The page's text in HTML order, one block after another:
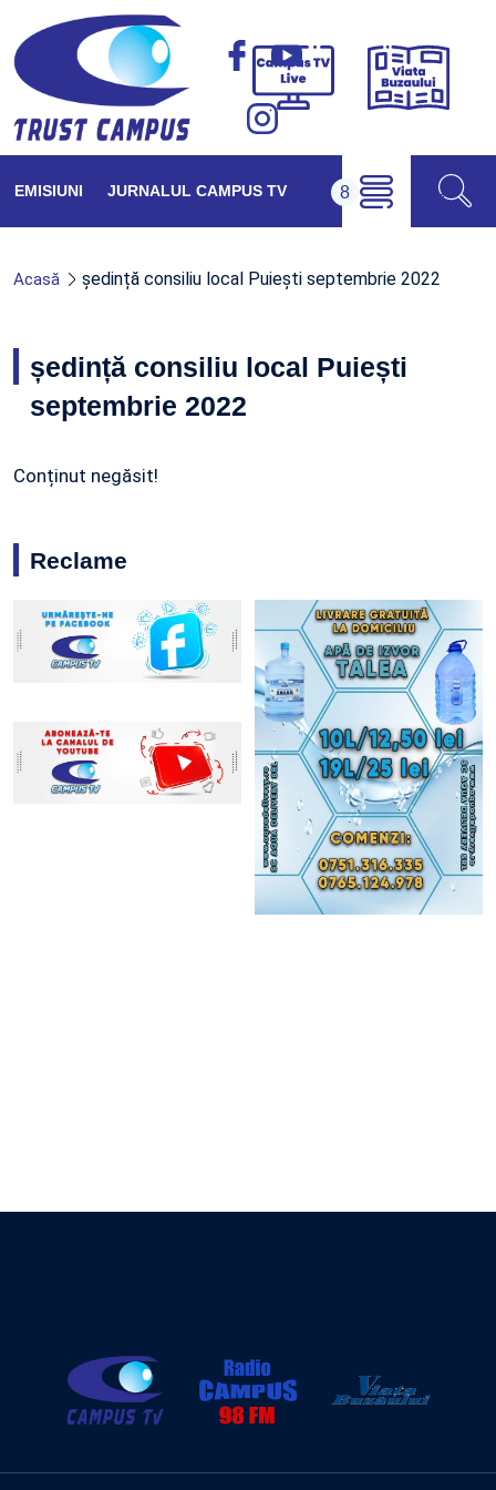
Campus
Viața
EMISIUNI JURNALUL CAMPUS TV
Acasă ședință consiliu local Puiești septembrie 2022
ședință consiliu local Puiești
septembrie 2022
Conținut negăsit!
Reclame